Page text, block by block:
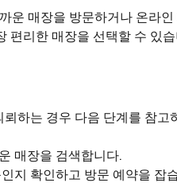
운 매장을 방문하거나 온라
편리한 매장을 선택할 수 있
하는 경우 다음 단계를 참고
매장을 검색합니다.
지 확인하고 방문 예약을 잡